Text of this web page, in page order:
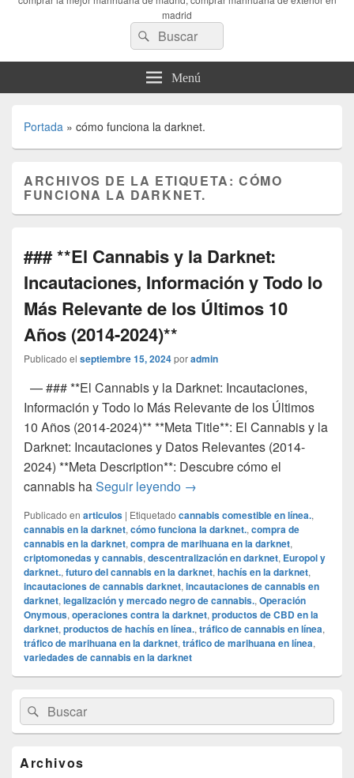
madrid
Buscar
por:
Buscar
Menú
Portada » cómo funciona la darknet.
ARCHIVOS DE LA ETIQUETA:CÓMO
FUNCIONA LA DARKNET.
### **El Cannabis y la Darknet:
Incautaciones, Información y Todo lo
Más Relevante de los Últimos 10
Años (2014-2024)**
Publicado el septiembre 15, 2024poradmin
— ### **El Cannabis y la Darknet: Incautaciones,
Información y Todo lo Más Relevante de los Últimos
10 Años (2014-2024)** **Meta Title**: El Cannabis y la
Darknet: Incautaciones y Datos Relevantes (2014-
2024) **Meta Description**: Descubre cómo el
cannabis haSeguir leyendo ### **El Cannabis y la
→
Publicado en articulos | Etiquetado cannabis comestible en línea.,
cannabis en la darknet, cómo funciona la darknet., compra de
cannabis en la darknet, compra de marihuana en la darknet,
criptomonedas y cannabis, descentralización en darknet, Europol y
darknet., futuro del cannabis en la darknet, hachís en la darknet,
incautaciones de cannabis darknet, incautaciones de cannabis en
darknet, legalización y mercado negro de cannabis., Operación
Onymous, operaciones contra la darknet, productos de CBD en la
darknet, productos de hachís en línea., tráfico de cannabis en línea,
tráfico de marihuana en la darknet, tráfico de marihuana en línea,
variedades de cannabis en la darknet
área
de
widget
lateral
Buscar
por:
Buscar
Archivos